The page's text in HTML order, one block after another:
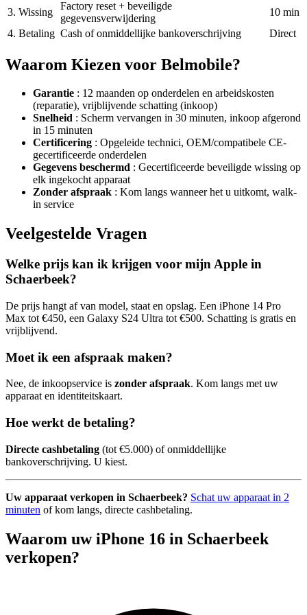
3. Wissing
Factory reset + beveiligde
gegevensverwijdering
10 min
4. Betaling Cash of onmiddellijke bankoverschrijving Direct
Waarom Kiezen voor Belmobile?
Garantie : 12 maanden op onderdelen en arbeidskosten
(reparatie), vrijblijvende schatting (inkoop)
Snelheid : Scherm vervangen in 30 minuten, inkoop afgerond
in 15 minuten
Certificering : Opgeleide technici, OEM/compatibele CE-
gecertificeerde onderdelen
Gegevens beschermd : Gecertificeerde beveiligde wissing op
elk ingekocht apparaat
Zonder afspraak : Kom langs wanneer het u uitkomt, walk-
in service
Veelgestelde Vragen
Welke prijs kan ik krijgen voor mijn Apple in
Schaerbeek?
De prijs hangt af van model, staat en opslag. Een iPhone 14 Pro
Max tot €450, een Galaxy S24 Ultra tot €500. Schatting is gratis en
vrijblijvend.
Moet ik een afspraak maken?
Nee, de inkoopservice is zonder afspraak. Kom langs met uw
apparaat en identiteitskaart.
Hoe werkt de betaling?
Directe cashbetaling (tot €5.000) of onmiddellijke
bankoverschrijving. U kiest.
Uw apparaat verkopen in Schaerbeek? Schat uw apparaat in 2
minuten of kom langs, directe cashbetaling.
Waarom uw iPhone 16 in Schaerbeek
verkopen?